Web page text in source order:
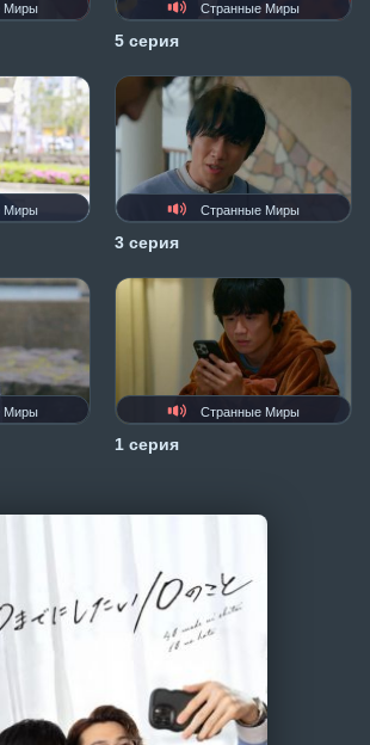
Миры Странные Миры
5 серия
Миры Странные Миры
3 серия
Миры Странные Миры
1 серия